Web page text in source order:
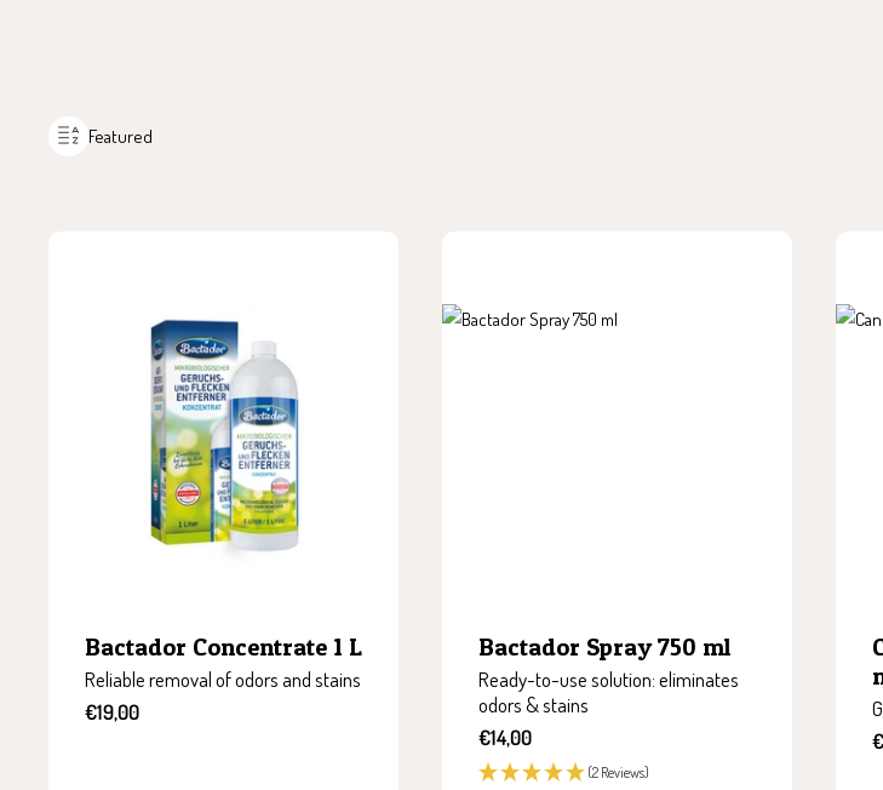
Featured
Bactador Concentrate 1 L
Reliable removal of odors and stains
Sale
€19,00
Bactador Spray 750 ml
Ready-to-use solution: eliminates
odors & stains
Sale
price
€14,00
(2 Reviews)